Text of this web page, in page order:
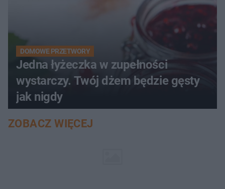
DOMOWE PRZETWORY
Jedna łyżeczka w zupełności
wystarczy. Twój dżem będzie gęsty
jak nigdy
ZOBACZ WIĘCEJ